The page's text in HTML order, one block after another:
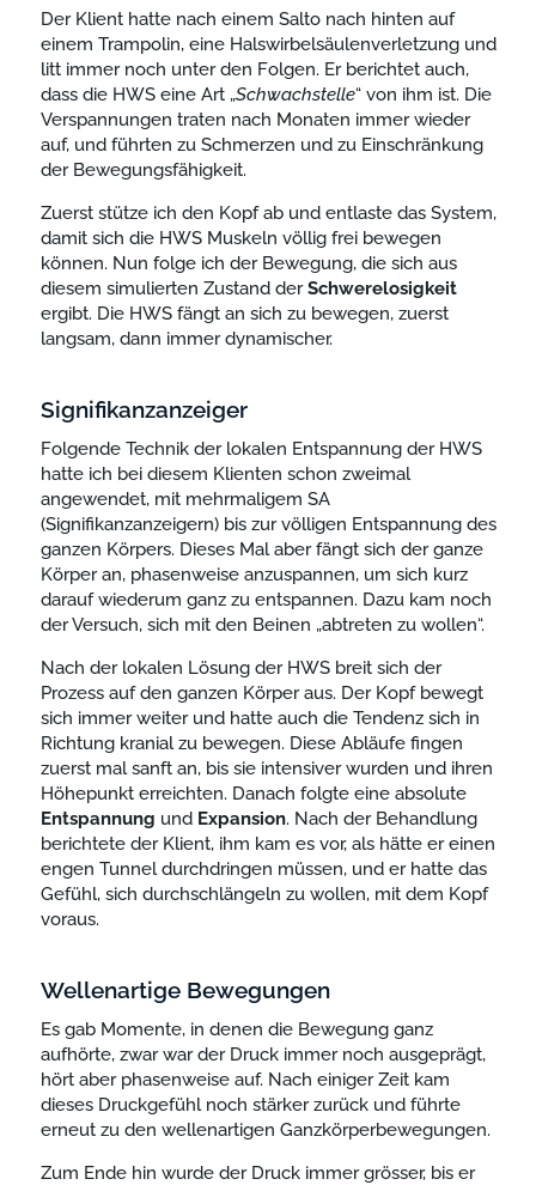
Der Klient hatte nach einem Salto nach hinten auf
einem Trampolin, eine Halswirbelsäulenverletzung und
litt immer noch unter den Folgen. Er berichtet auch,
dass die HWS eine Art „Schwachstelle“ von ihm ist. Die
Verspannungen traten nach Monaten immer wieder
auf, und führten zu Schmerzen und zu Einschränkung
der Bewegungsfähigkeit.
Zuerst stütze ich den Kopf ab und entlaste das System,
damit sich die HWS Muskeln völlig frei bewegen
können. Nun folge ich der Bewegung, die sich aus
diesem simulierten Zustand derSchwerelosigkeit
ergibt. Die HWS fängt an sich zu bewegen, zuerst
langsam, dann immer dynamischer.
Signifikanzanzeiger
Folgende Technik der lokalen Entspannung der HWS
hatte ich bei diesem Klienten schon zweimal
angewendet, mit mehrmaligem SA
(Signifikanzanzeigern) bis zur völligen Entspannung des
ganzen Körpers. Dieses Mal aber fängt sich der ganze
Körper an, phasenweise anzuspannen, um sich kurz
darauf wiederum ganz zu entspannen. Dazu kam noch
der Versuch, sich mit den Beinen „abtreten zu wollen“.
Nach der lokalen Lösung der HWS breit sich der
Prozess auf den ganzen Körper aus. Der Kopf bewegt
sich immer weiter und hatte auch die Tendenz sich in
Richtung kranial zu bewegen. Diese Abläufe fingen
zuerst mal sanft an, bis sie intensiver wurden und ihren
Höhepunkt erreichten. Danach folgte eine absolute
Entspannung und Expansion. Nach der Behandlung
berichtete der Klient, ihm kam es vor, als hätte er einen
engen Tunnel durchdringen müssen, und er hatte das
Gefühl, sich durchschlängeln zu wollen, mit dem Kopf
voraus.
Wellenartige Bewegungen
Es gab Momente, in denen die Bewegung ganz
aufhörte, zwar war der Druck immer noch ausgeprägt,
hört aber phasenweise auf. Nach einiger Zeit kam
dieses Druckgefühl noch stärker zurück und führte
erneut zu den wellenartigen Ganzkörperbewegungen.
Zum Ende hin wurde der Druck immer grösser, bis er